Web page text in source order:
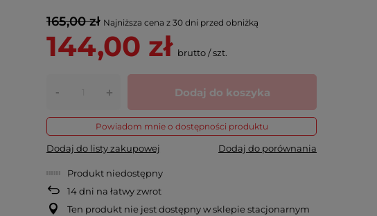
165,00 zł Najniższa cena z 30 dni przed obniżką
144,00 zł brutto/szt.
- + Dodaj do koszyka
Powiadom mnie o dostępności produktu
Dodaj do listy zakupowej Dodaj do porównania
Produkt niedostępny
14dni na łatwy zwrot
Ten produkt nie jest dostępny w sklepie stacjonarnym